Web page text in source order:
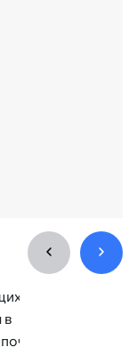
в